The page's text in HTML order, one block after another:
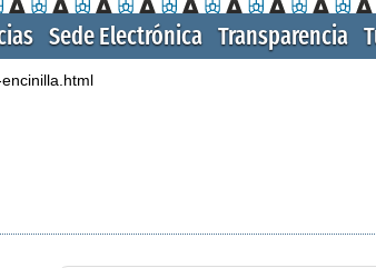
Sede Electrónica Transparencia